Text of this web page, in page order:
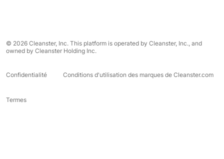
© 2026 Cleanster, Inc. This platform is operated by Cleanster, Inc., and
owned by Cleanster Holding Inc.
Confidentialité Conditions d'utilisation des marques de Cleanster.com
Termes